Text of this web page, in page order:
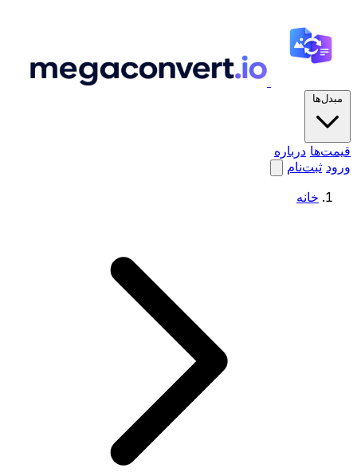
مبدل‌ها
قیمت‌ها درباره
ورود ثبت‌نام
خانه